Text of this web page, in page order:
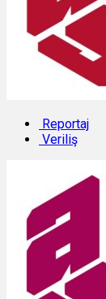
Reportaj
Veriliş